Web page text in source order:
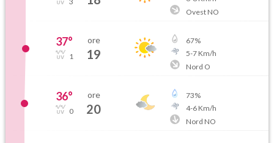
Ovest NO
37°
1
ore
19
67%
5-7Km/h
Nord O
36°
0
ore
20
73%
4-6Km/h
Nord NO